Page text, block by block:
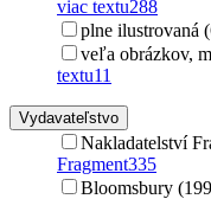
viac textu288
plne ilustrovaná
veľa obrázkov,
textu11
Vydavateľstvo
Nakladatelství
Fragment335
Bloomsbury